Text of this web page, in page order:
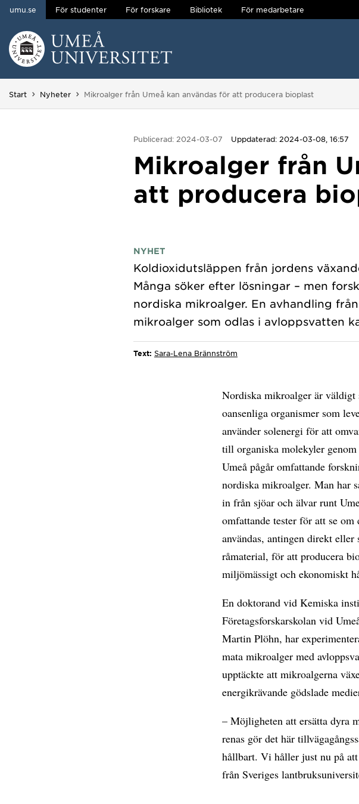
Hoppa direkt till innehållet
umu.se För studenter För forskare Bibliotek För medarbetare
Start Nyheter Du är här:
Mikroalger från Umeå kan användas för att producera bioplast
Publicerad: 2024-03-07 Uppdaterad: 2024-03-08, 16:57
Mikroalger från
att producera
NYHET
Koldioxidutsläppen från jordens
Många söker efter lösningar – men
nordiska mikroalger. En avhandling
Text: Sara-Lena Brännström
Nordiska mikroalger är väldigt
oansenliga organismer som
använder solenergi för att
till organiska molekyler
Umeå pågår omfattande
nordiska mikroalger. Man har
in från sjöar och älvar runt
omfattande tester för att se om
användas, antingen direkt eller
råmaterial, för att producera
miljömässigt och ekonomiskt
En doktorand vid Kemiska
Företagsforskarskolan vid
Martin Plöhn, har
mata mikroalger med
upptäckte att mikroalgerna
energikrävande gödslade
– Möjligheten att ersätta dyra
renas gör det här
hållbart. Vi håller just nu på
från Sveriges